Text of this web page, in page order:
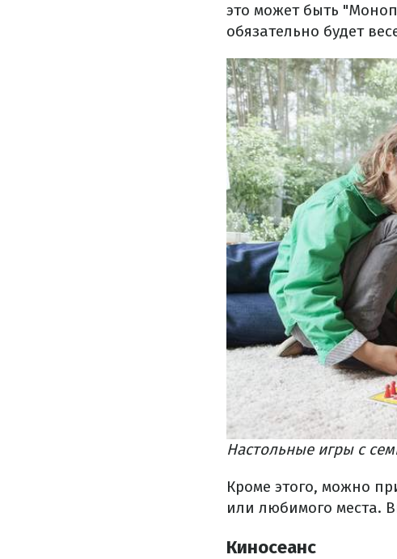
это может быть
обязательно будет
Настольные игры с
Кроме этого, можно
или любимого места.
Киносеанс